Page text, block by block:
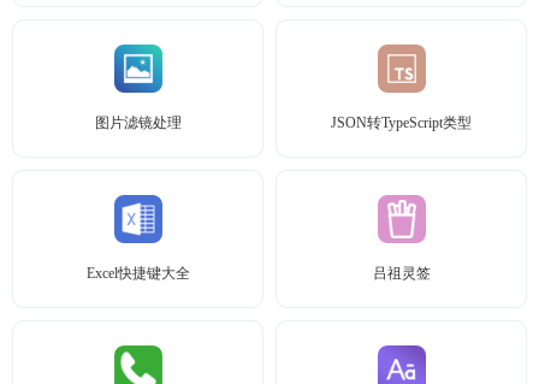
图片滤镜处理 JSON转TypeScript类型
Excel快捷键大全 吕祖灵签